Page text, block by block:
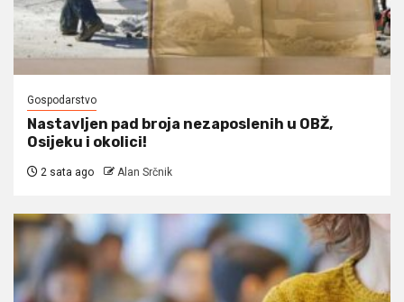
Gospodarstvo
Nastavljen pad broja nezaposlenih u OBŽ,
Osijeku i okolici!
2 sata ago Alan Srčnik